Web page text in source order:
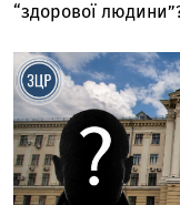
“здорової